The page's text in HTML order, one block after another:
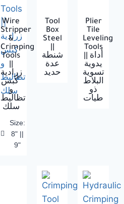
Wire
Stripper
&
Crimping
Tools
زرادية
كبس
و
تظاليط
سلك
Size:
8" ||
9"
Tool
Box
Steel
شنطة
عدة
حديد
Plier
Tile
Leveling
Tools
يدوية
تسوية
البلاط
ذو
طيات